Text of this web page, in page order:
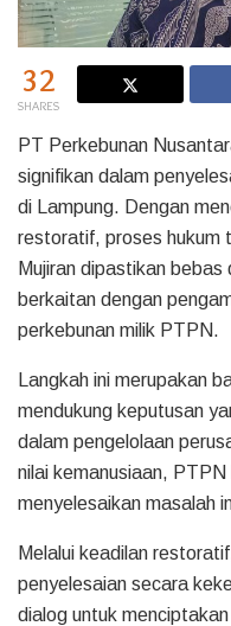
32
SHARES
PT Perkebunan
signifikan dalam
di Lampung. Dengan
restoratif, proses hukum
Mujiran dipastikan
berkaitan dengan
perkebunan milik PTPN.
Langkah ini merupakan
mendukung keputusan
dalam pengelolaan
nilai kemanusiaan,
menyelesaikan masalah
Melalui keadilan
penyelesaian secara
dialog untuk